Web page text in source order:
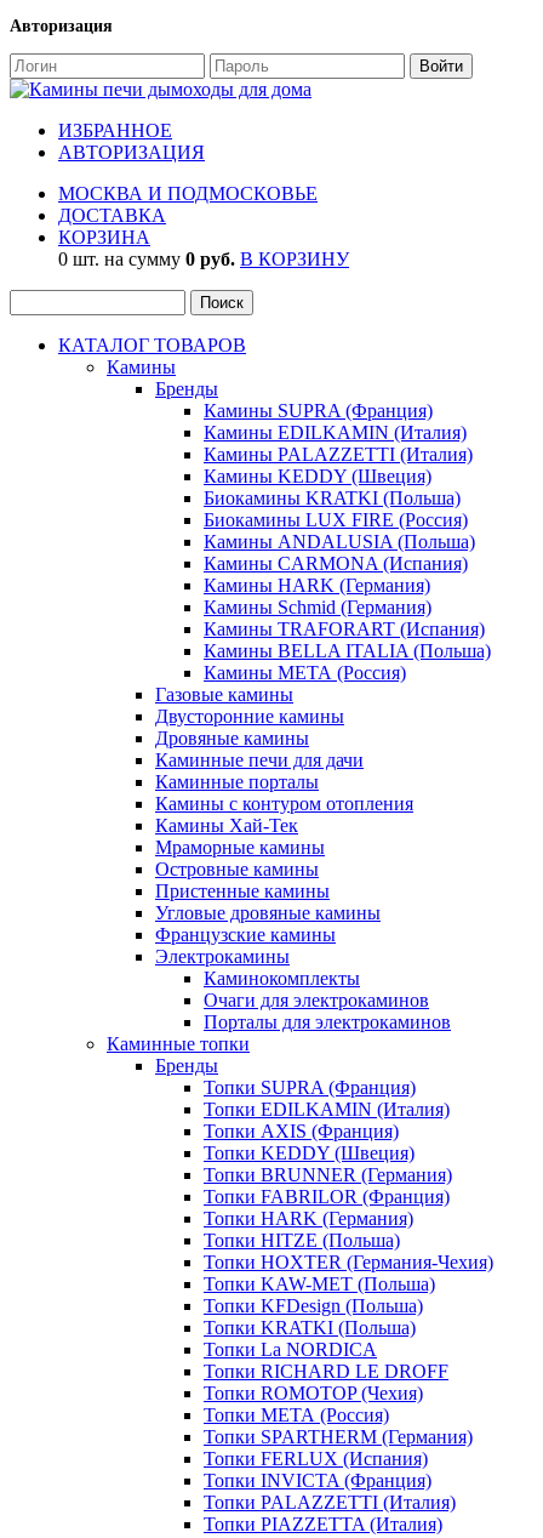
Авторизация
ИЗБРАННОЕ
АВТОРИЗАЦИЯ
МОСКВА И ПОДМОСКОВЬЕ
ДОСТАВКА
КОРЗИНА
0 шт. на сумму 0 руб. В КОРЗИНУ
КАТАЛОГ ТОВАРОВ
Камины
Бренды
Камины SUPRA (Франция)
Камины EDILKAMIN (Италия)
Камины PALAZZETTI (Италия)
Камины KEDDY (Швеция)
Биокамины KRATKI (Польша)
Биокамины LUX FIRE (Россия)
Камины ANDALUSIA (Польша)
Камины CARMONA (Испания)
Камины HARK (Германия)
Камины Schmid (Германия)
Камины TRAFORART (Испания)
Камины BELLA ITALIA (Польша)
Камины МЕТА (Россия)
Газовые камины
Двусторонние камины
Дровяные камины
Каминные печи для дачи
Каминные порталы
Камины с контуром отопления
Камины Хай-Тек
Мраморные камины
Островные камины
Пристенные камины
Угловые дровяные камины
Французские камины
Электрокамины
Каминокомплекты
Очаги для электрокаминов
Порталы для электрокаминов
Каминные топки
Бренды
Топки SUPRA (Франция)
Топки EDILKAMIN (Италия)
Топки AXIS (Франция)
Топки KEDDY (Швеция)
Топки BRUNNER (Германия)
Топки FABRILOR (Франция)
Топки HARK (Германия)
Топки HITZE (Польша)
Топки HOXTER (Германия-Чехия)
Топки KAW-MET (Польша)
Топки KFDesign (Польша)
Топки KRATKI (Польша)
Топки La NORDICA
Топки RICHARD LE DROFF
Топки ROMOTOP (Чехия)
Топки МЕТА (Россия)
Топки SPARTHERM (Германия)
Топки FERLUX (Испания)
Топки INVICTA (Франция)
Топки PALAZZETTI (Италия)
Топки PIAZZETTA (Италия)